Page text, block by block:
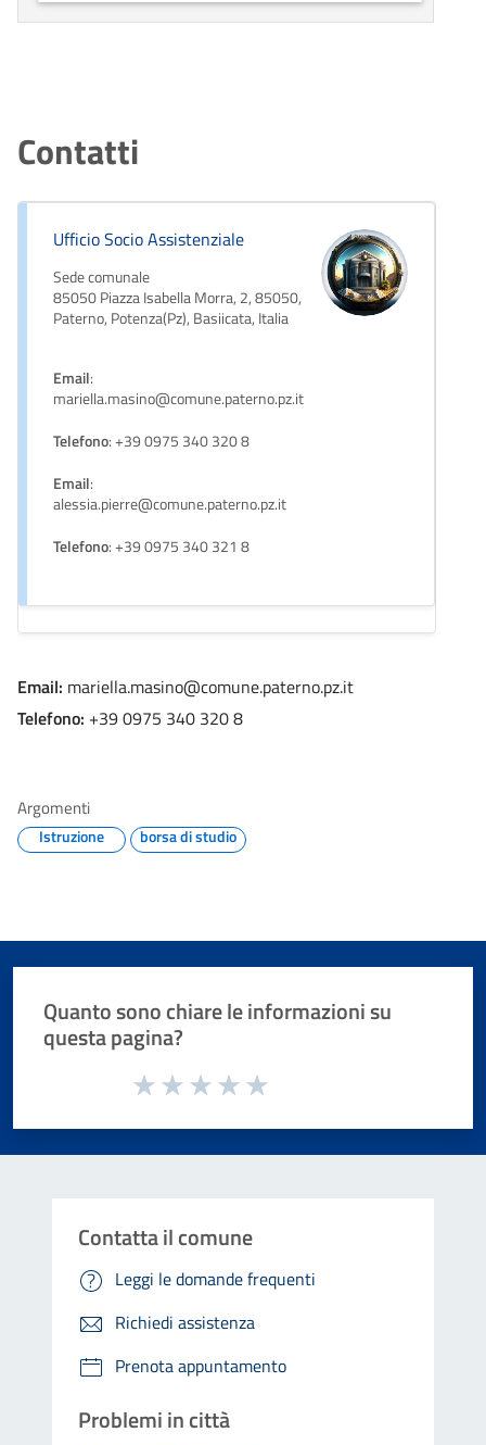
Contatti
Ufficio Socio Assistenziale
Sede comunale
85050 Piazza Isabella Morra, 2, 85050,
Paterno, Potenza(Pz), Basiicata, Italia
Email:
mariella.masino@comune.paterno.pz.it
Telefono: +39 0975 340 320 8
Email:
alessia.pierre@comune.paterno.pz.it
Telefono: +39 0975 340 321 8
Email: mariella.masino@comune.paterno.pz.it
Telefono: +39 0975 340 320 8
Argomenti
Istruzione borsa di studio
Quanto sono chiare le informazioni su
questa pagina?
Valuta da 1 a 5 stelle la pagina
Contatta il comune
Leggi le domande frequenti
Richiedi assistenza
Prenota appuntamento
Problemi in città